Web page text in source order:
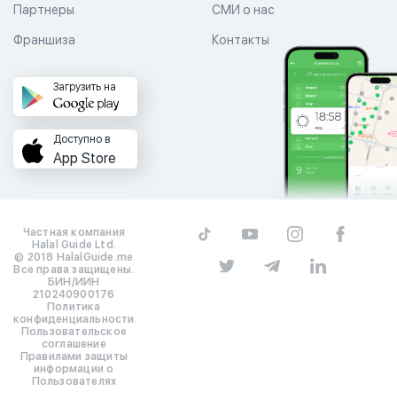
СМИ о нас
Контакты
Партнеры
Франшиза
Загрузить на
Доступно в
App Store
Частная компания
Halal Guide Ltd.
© 2018 HalalGuide.me
Все права защищены.
БИН/ИИН
210240900176
Политика
конфиденциальности
Пользовательское
соглашение
Правилами защиты
информации о
Пользователях